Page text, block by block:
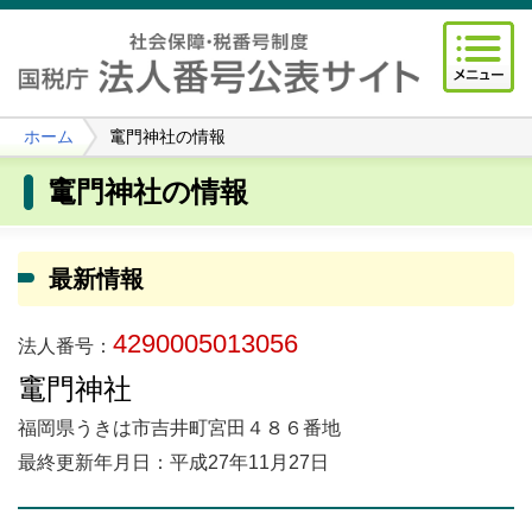
ホーム 竃門神社の情報
竃門神社の情報
最新情報
法人番号： 4290005013056
竃門神社
福岡県うきは市吉井町宮田４８６番地
最終更新年月日：平成27年11月27日